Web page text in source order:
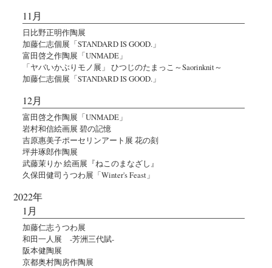
11月
日比野正明作陶展
加藤仁志個展「STANDARD IS GOOD.」
富田啓之作陶展「UNMADE」
「ヤバいかぶりモノ展」 ひつじのたまっこ～Saorinknit～
加藤仁志個展「STANDARD IS GOOD.」
12月
富田啓之作陶展「UNMADE」
岩村和信絵画展 碧の記憶
吉原惠美子ポーセリンアート展 花の刻
坪井琢郎作陶展
武藤茉りか 絵画展『ねこのまなざし』
久保田健司うつわ展「Winter's Feast」
2022年
1月
加藤仁志うつわ展
和田一人展 -芳洲三代賦-
阪本健陶展
京都奥村陶房作陶展